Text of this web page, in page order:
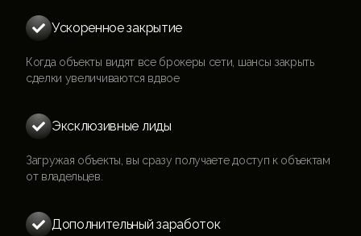
 Ускоренное закрытие
Когда объекты видят все брокеры сети, шансы закрыть
сделки увеличиваются вдвое
 Эксклюзивные лиды
Загружая объекты, вы сразу получаете доступ к объектам
от владельцев.
 Дополнительный заработок